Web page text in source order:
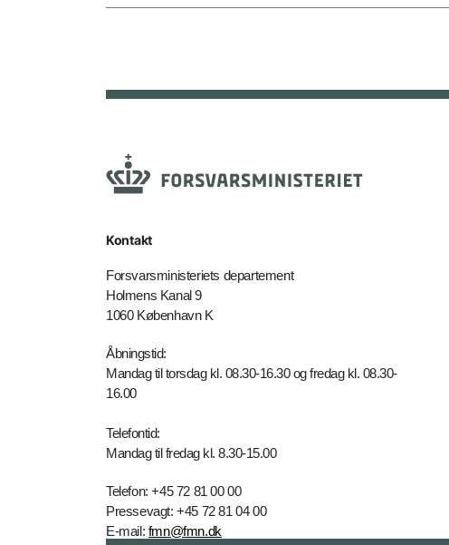
Kontakt
Forsvarsministeriets departement
Holmens Kanal 9
1060 København K
Åbningstid:
Mandag til torsdag kl. 08.30-16.30 og fredag kl. 08.30-
16.00
Telefontid:
Mandag til fredag kl. 8.30-15.00
Telefon: +45 72 81 00 00
Pressevagt: +45 72 81 04 00
E-mail: fmn@fmn.dk